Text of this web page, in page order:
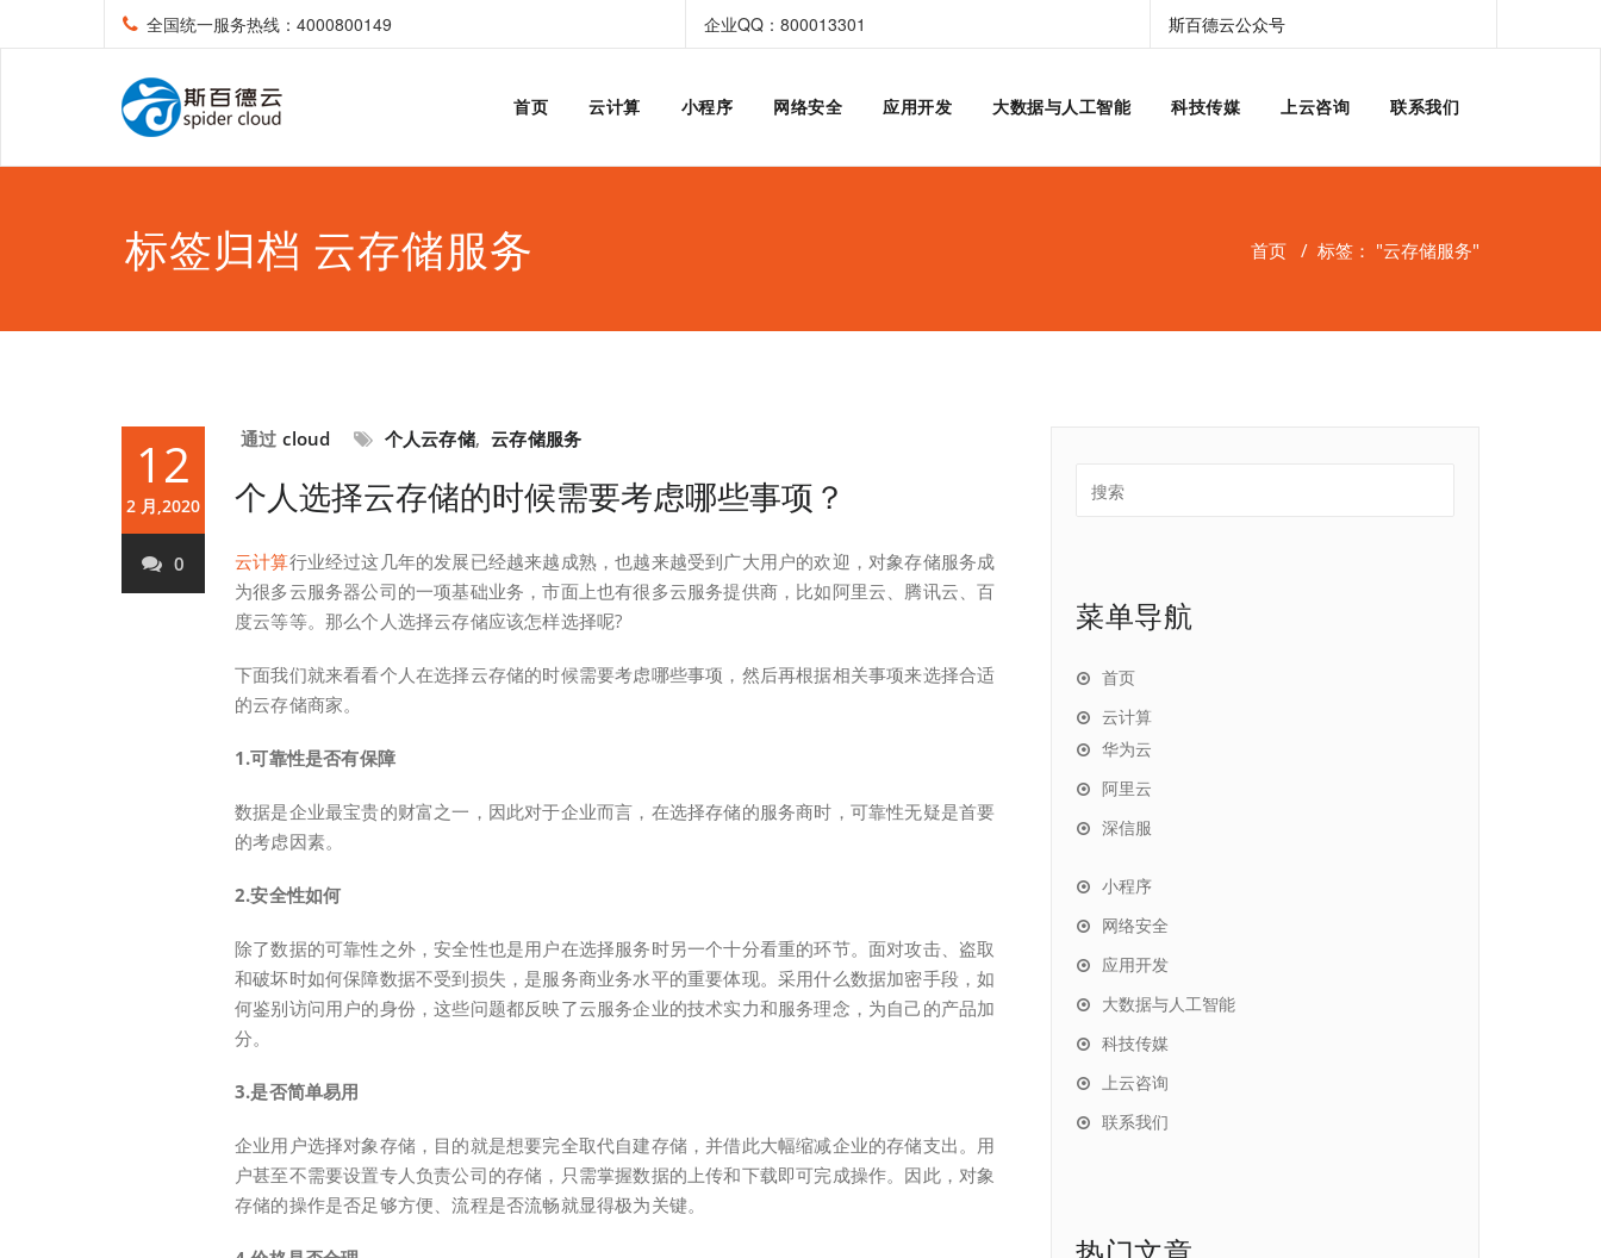
全国统一服务热线：4000800149 企业QQ：800013301 斯百德云公众号
首页 云计算 小程序 网络安全 应用开发 大数据与人工智能 科技传媒 上云咨询 联系我们
标签归档 云存储服务 首页 / 标签： "云存储服务"
12
2 月,2020
0
通过 cloud 个人云存储, 云存储服务
个人选择云存储的时候需要考虑哪些事项？
云计算行业经过这几年的发展已经越来越成熟，也越来越受到广大用户的欢迎，对象存储服务成
为很多云服务器公司的一项基础业务，市面上也有很多云服务提供商，比如阿里云、腾讯云、百
度云等等。那么个人选择云存储应该怎样选择呢?
下面我们就来看看个人在选择云存储的时候需要考虑哪些事项，然后再根据相关事项来选择合适
的云存储商家。
1.可靠性是否有保障
数据是企业最宝贵的财富之一，因此对于企业而言，在选择存储的服务商时，可靠性无疑是首要
的考虑因素。
2.安全性如何
除了数据的可靠性之外，安全性也是用户在选择服务时另一个十分看重的环节。面对攻击、盗取
和破坏时如何保障数据不受到损失，是服务商业务水平的重要体现。采用什么数据加密手段，如
何鉴别访问用户的身份，这些问题都反映了云服务企业的技术实力和服务理念，为自己的产品加
分。
3.是否简单易用
企业用户选择对象存储，目的就是想要完全取代自建存储，并借此大幅缩减企业的存储支出。用
户甚至不需要设置专人负责公司的存储，只需掌握数据的上传和下载即可完成操作。因此，对象
存储的操作是否足够方便、流程是否流畅就显得极为关键。
菜单导航
首页
云计算
华为云
阿里云
深信服
小程序
网络安全
应用开发
大数据与人工智能
科技传媒
上云咨询
联系我们